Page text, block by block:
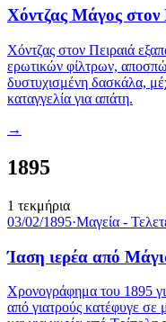
Χόντζας Μάγος στον
Χόντζας στον Πειραιά
ερωτικών φίλτρων,
δυστυχισμένη δασκάλα,
καταγγελία για απάτη.
→
1895
1 τεκμήρια
03/02/1895·Μαγεία -
Ίαση ιερέα από
Χρονογράφημα του 1895
από γιατρούς κατέφυγε